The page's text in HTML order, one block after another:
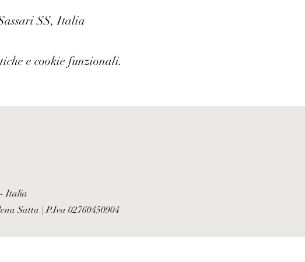
SS, Italia
e cookie funzionali.
Italia
Satta | P.Iva 02760450904